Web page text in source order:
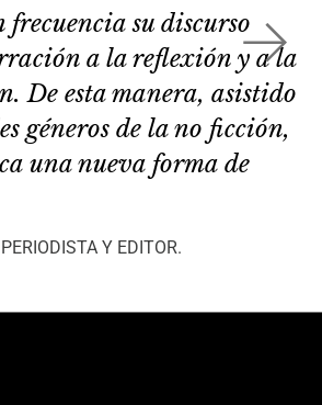
frecuencia su discurso
a la reflexión y a la
De esta manera, asistido
géneros de la no ficción,
una nueva forma de
Y EDITOR.